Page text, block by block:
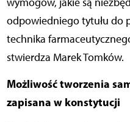
wymogów, jakie są
odpowiedniego tytułu do
technika
stwierdza Marek Tomków.
Możliwość tworzenia
zapisana w konstytucji